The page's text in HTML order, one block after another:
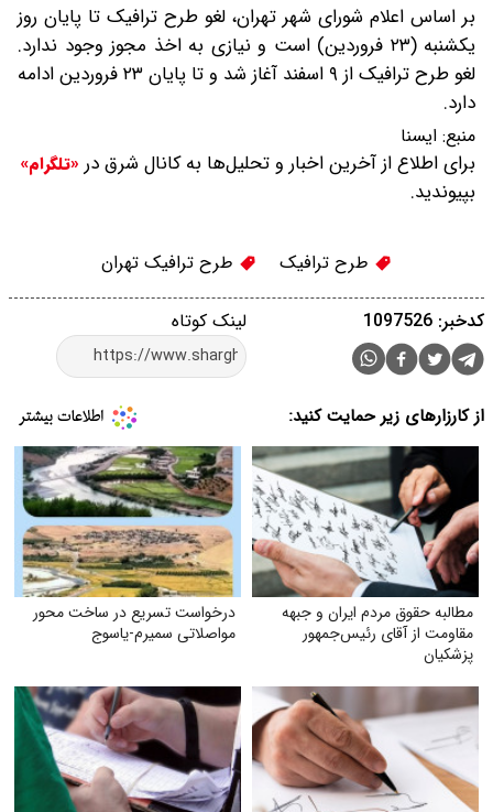
بر اساس اعلام شورای شهر تهران، لغو طرح ترافیک تا پایان روز
یکشنبه (۲۳ فروردین) است و نیازی به اخذ مجوز وجود ندارد.
لغو طرح ترافیک از ۹ اسفند آغاز شد و تا پایان ۲۳ فروردین ادامه
دارد.
منبع: ایسنا
برای اطلاع از آخرین اخبار و تحلیل‌ها به کانال شرق در «تلگرام»
بپیوندید.
طرح ترافیک طرح ترافیک تهران
لینک کوتاه کدخبر: 1097526
از کارزارهای زیر حمایت کنید:
مطالبه حقوق مردم ایران و جبهه
مقاومت از آقای رئیس‌جمهور
پزشکیان
درخواست تسریع در ساخت محور
مواصلاتی سمیرم-یاسوج